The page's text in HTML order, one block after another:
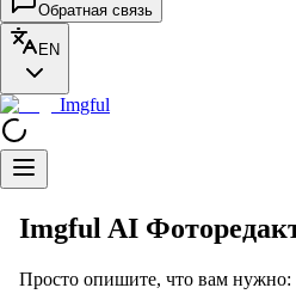
Обратная связь
EN
Imgful
Imgful AI
Просто опишите, что вам нужно: